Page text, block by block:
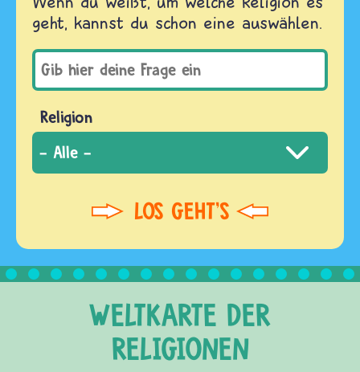
geht, kannst du schon eine auswählen.
Religion